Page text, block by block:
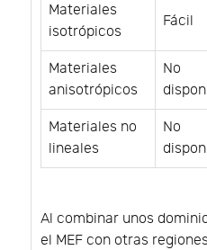
Materiales
isotrópicos
Fácil
Materiales
anisotrópicos
No
Materiales no
lineales
No
Al combinar unos
el MEF con otras